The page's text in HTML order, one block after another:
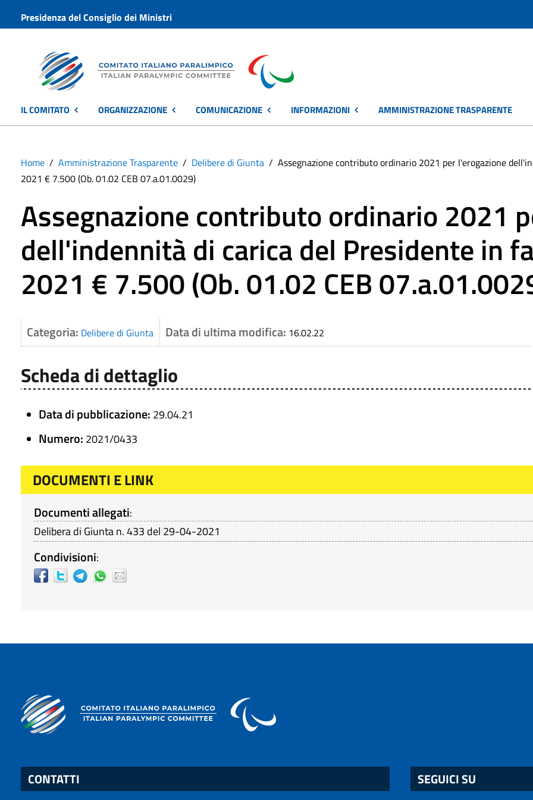
Presidenza del Consiglio dei Ministri
IL COMITATO ORGANIZZAZIONE COMUNICAZIONE INFORMAZIONI AMMINISTRAZIONE TRASPARENTE
Home Amministrazione Trasparente Delibere di Giunta
Assegnazione contributo ordinario 2021 per l'erogazione
2021 € 7.500 (Ob. 01.02 CEB 07.a.01.0029)
Assegnazione contributo ordinario 2021
dell'indennità di carica del Presidente in
2021 € 7.500 (Ob. 01.02 CEB
Categoria: Delibere di Giunta Data di ultima modifica: 16.02.22
Scheda di dettaglio
Data di pubblicazione: 29.04.21
Numero: 2021/0433
DOCUMENTI E LINK
Documenti allegati:
Delibera di Giunta n. 433 del 29-04-2021
Condivisioni:
CONTATTI SEGUICI SU